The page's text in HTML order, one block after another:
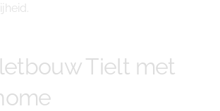
Tielt met